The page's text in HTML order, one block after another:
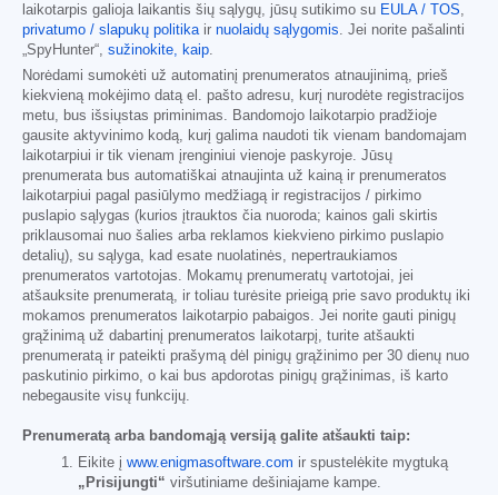
laikotarpis galioja laikantis šių sąlygų, jūsų sutikimo su EULA / TOS,
privatumo / slapukų politikair nuolaidų sąlygomis. Jei norite pašalinti
„SpyHunter“, sužinokite, kaip.
Norėdami sumokėti už automatinį prenumeratos atnaujinimą, prieš
kiekvieną mokėjimo datą el. pašto adresu, kurį nurodėte registracijos
metu, bus išsiųstas priminimas. Bandomojo laikotarpio pradžioje
gausite aktyvinimo kodą, kurį galima naudoti tik vienam bandomajam
laikotarpiui ir tik vienam įrenginiui vienoje paskyroje. Jūsų
prenumerata bus automatiškai atnaujinta už kainą ir prenumeratos
laikotarpiui pagal pasiūlymo medžiagą ir registracijos / pirkimo
puslapio sąlygas (kurios įtrauktos čia nuoroda; kainos gali skirtis
priklausomai nuo šalies arba reklamos kiekvieno pirkimo puslapio
detalių), su sąlyga, kad esate nuolatinės, nepertraukiamos
prenumeratos vartotojas. Mokamų prenumeratų vartotojai, jei
atšauksite prenumeratą, ir toliau turėsite prieigą prie savo produktų iki
mokamos prenumeratos laikotarpio pabaigos. Jei norite gauti pinigų
grąžinimą už dabartinį prenumeratos laikotarpį, turite atšaukti
prenumeratą ir pateikti prašymą dėl pinigų grąžinimo per 30 dienų nuo
paskutinio pirkimo, o kai bus apdorotas pinigų grąžinimas, iš karto
nebegausite visų funkcijų.
Prenumeratą arba bandomąją versiją galite atšaukti taip:
Eikite į www.enigmasoftware.com ir spustelėkite mygtuką
„Prisijungti“ viršutiniame dešiniajame kampe.